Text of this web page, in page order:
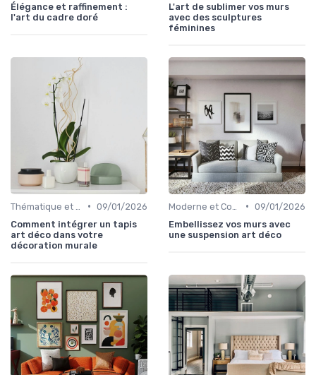
Élégance et raffinement :
l'art du cadre doré
L'art de sublimer vos murs
avec des sculptures
féminines
• 09/01/2026
Comment intégrer un tapis
art déco dans votre
décoration murale
• 09/01/2026
Embellissez vos murs avec
une suspension art déco